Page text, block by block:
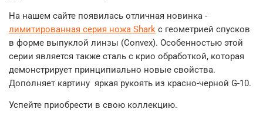
На нашем сайте появилась отличная новинка -
лимитированная серия ножа Shark с геометрией спусков
в форме выпуклой линзы (Convex). Особенностью этой
серии является также сталь с крио обработкой, которая
демонстрирует принципиально новые свойства.
Дополняет картину яркая рукоять из красно-черной G-10.
Успейте приобрести в свою коллекцию.